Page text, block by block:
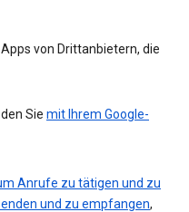
von Drittanbietern, die
Sie mit Ihrem Google-
Anrufe zu tätigen und zu
und zu empfangen,